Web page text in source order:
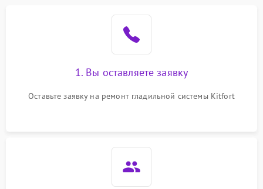
1. Вы оставляете заявку
Оставьте заявку на ремонт гладильной системы Kitfort